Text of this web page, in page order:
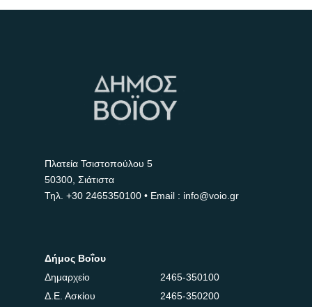
Πλατεία Τσιστοπούλου 5
50300, Σιάτιστα
Τηλ. +30 2465350100 • Email : info@voio.gr
Δήμος Βοΐου
Δημαρχείο
2465-350100
Δ.Ε. Ασκίου
2465-350200